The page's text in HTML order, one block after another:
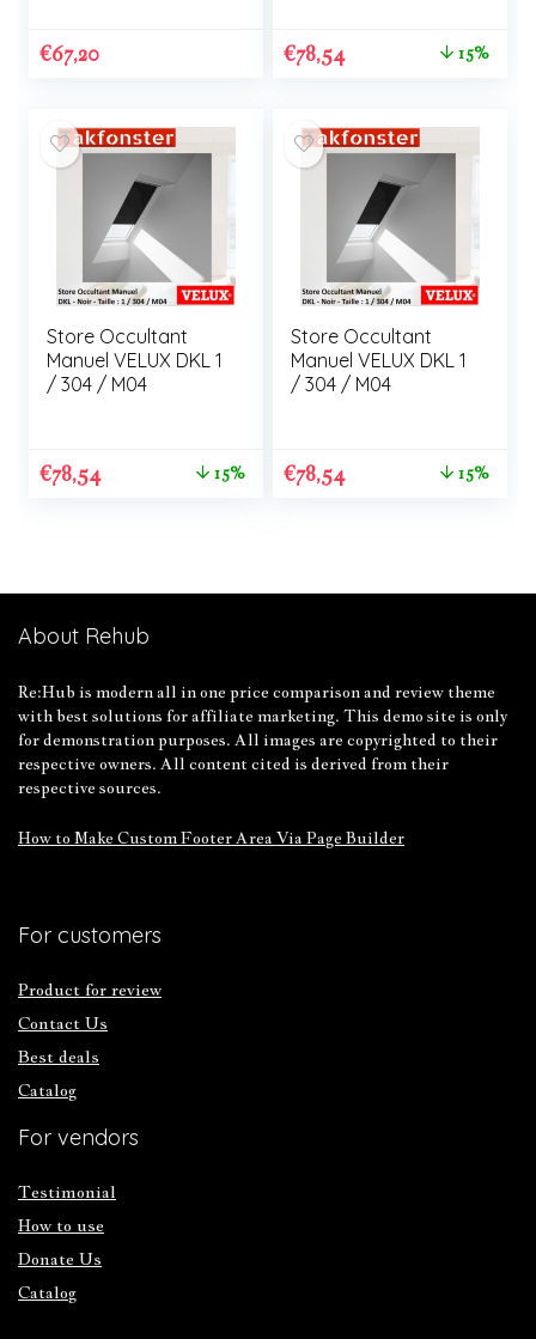
€67,20 €78,54 15%
Store Occultant
Manuel VELUX DKL 1
/ 304 / M04
€78,54 15%
Store Occultant
Manuel VELUX DKL 1
/ 304 / M04
€78,54 15%
About Rehub
Re:Hub is modern all in one price comparison and review theme
with best solutions for affiliate marketing. This demo site is only
for demonstration purposes. All images are copyrighted to their
respective owners. All content cited is derived from their
respective sources.
How to Make Custom Footer Area Via Page Builder
For customers
Product for review
Contact Us
Best deals
Catalog
For vendors
Testimonial
How to use
Donate Us
Catalog